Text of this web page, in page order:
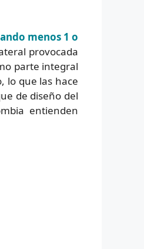
menos 1 o
provocada
parte integral
lo que las hace
de diseño del
entienden